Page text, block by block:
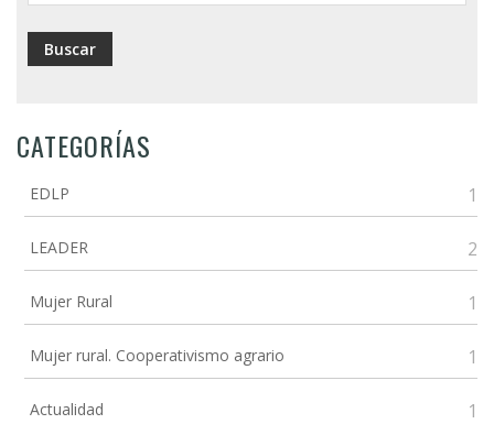
CATEGORÍAS
EDLP 1
LEADER 2
Mujer Rural 1
Mujer rural. Cooperativismo agrario 1
Actualidad 1